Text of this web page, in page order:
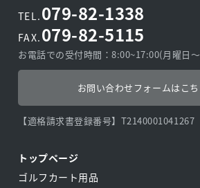
TEL. 079-82-1338
FAX. 079-82-5115
お電話での受付時間：8:00~17:00(月曜日〜
お問い合わせフォームはこち
【適格請求書登録番号】T2140001041267
トップページ
ゴルフカート用品